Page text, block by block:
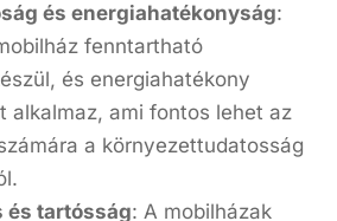
és energiahatékonyság:
fenntartható
és energiahatékony
alkalmaz, ami fontos lehet az
a környezettudatosság
és tartósság: A mobilházak